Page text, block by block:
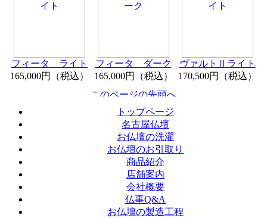
フィータ ライト
165,000円（税込）
フィータ ダーク
165,000円（税込）
ヴァルトⅡライト
170,500円（税込）
トップページ
名古屋仏壇
お仏壇の洗濯
お仏壇のお引取り
商品紹介
店舗案内
会社概要
仏事Q&A
お仏壇の製造工程